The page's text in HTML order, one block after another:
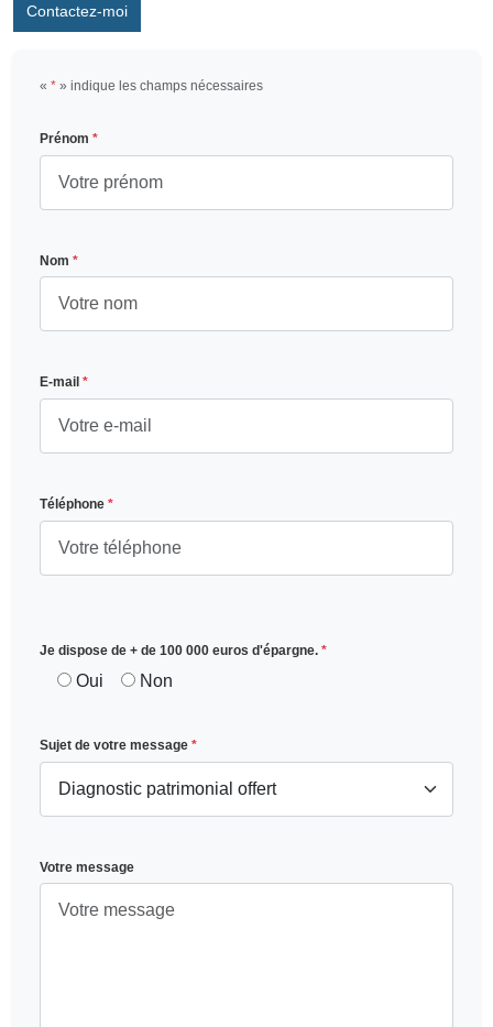
Contactez-moi
« * » indique les champs nécessaires
Prénom *
Nom *
E-mail *
Téléphone *
Je dispose de + de 100 000 euros d'épargne. *
Oui Non
Sujet de votre message *
Votre message